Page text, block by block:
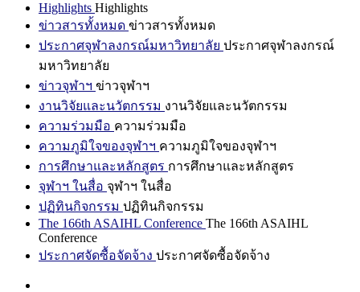
Highlights Highlights
ข่าวสารทั้งหมด ข่าวสารทั้งหมด
ประกาศจุฬาลงกรณ์มหาวิทยาลัย ประกาศจุฬาลงกรณ์
มหาวิทยาลัย
ข่าวจุฬาฯ ข่าวจุฬาฯ
งานวิจัยและนวัตกรรม งานวิจัยและนวัตกรรม
ความร่วมมือ ความร่วมมือ
ความภูมิใจของจุฬาฯ ความภูมิใจของจุฬาฯ
การศึกษาและหลักสูตร การศึกษาและหลักสูตร
จุฬาฯ ในสื่อ จุฬาฯ ในสื่อ
ปฏิทินกิจกรรม ปฏิทินกิจกรรม
The 166th ASAIHL Conference The 166th ASAIHL
Conference
ประกาศจัดซื้อจัดจ้าง ประกาศจัดซื้อจัดจ้าง